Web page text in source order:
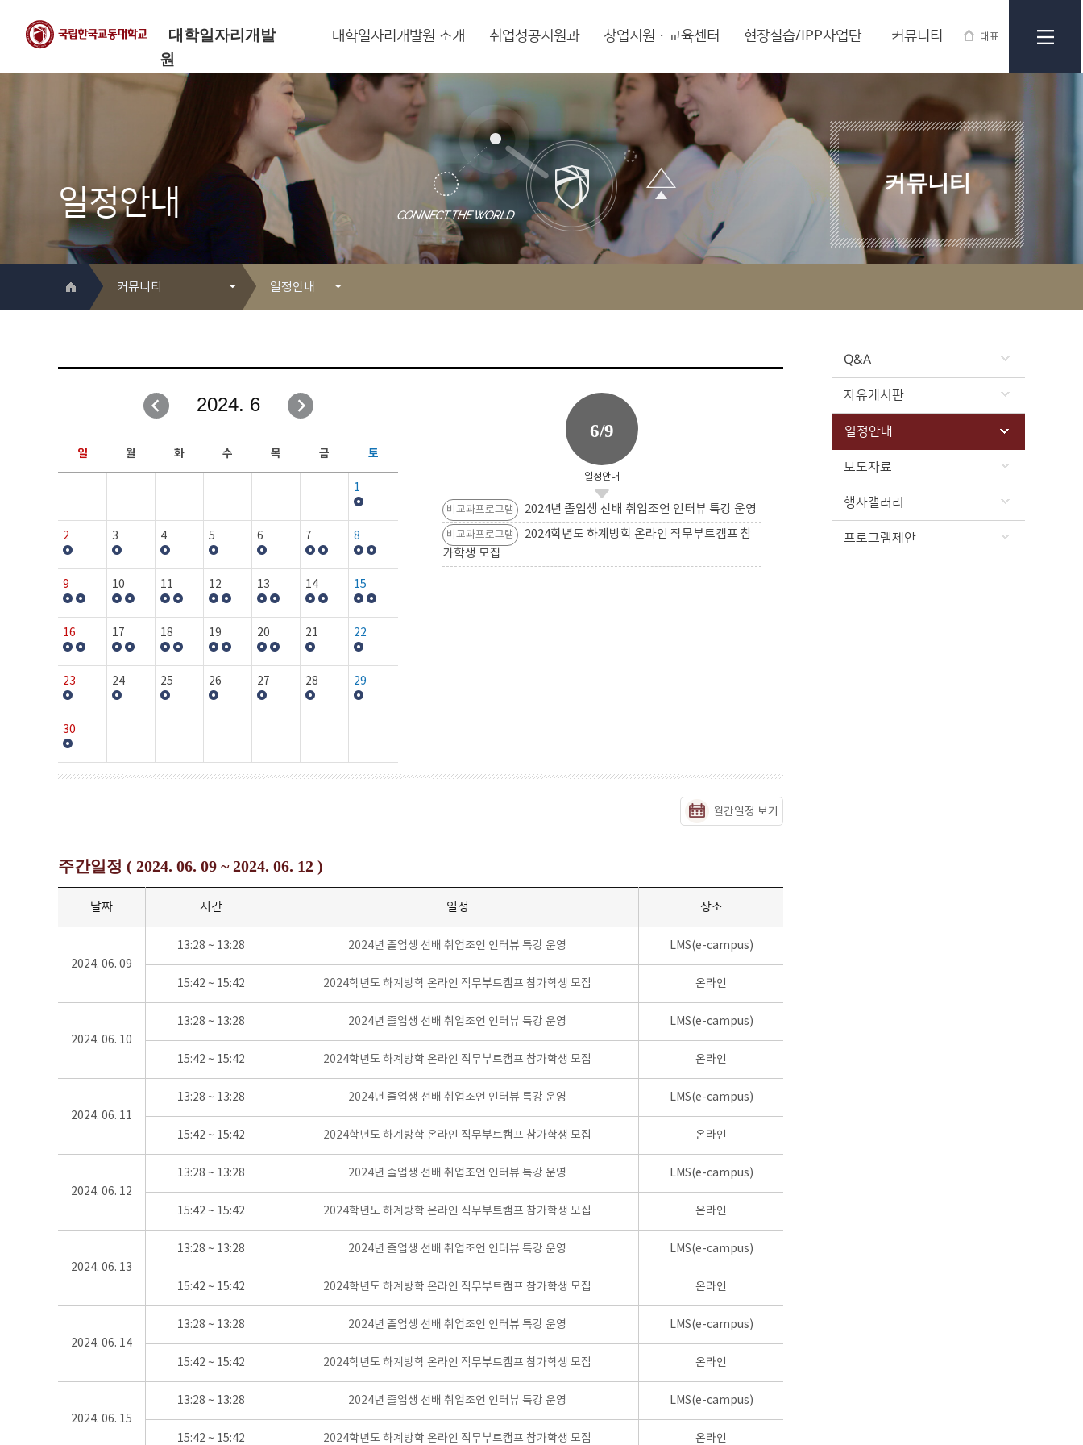
대학일자리개발
원
대표
한국교통대학교
대학일자리개발원
대학일자리개발원 소개 취업성공지원과 창업지원·교육센터 현장실습/IPP사업단 커뮤니티
일정안내
커뮤니티
커뮤니티
취업성공지원과
창업지원·교육센터
현장실습/IPP사업단
커뮤니티
일정안내
자유게시판
일정안내
보도자료
행사갤러리
Q&A
자유게시판
일정안내
보도자료
행사갤러리
프로그램제안
2024. 6
일 월 화 수 목 금 토
1
2 3 4 5 6 7 8
9 10 11 12 13 14 15
16 17 18 19 20 21 22
23 24 25 26 27 28 29
30
6/9
일정안내
비교과프로그램 2024년 졸업생 선배 취업조언 인터뷰 특강 운영
비교과프로그램
2024학년도 하계방학 온라인 직무부트캠프 참
가학생 모집
월간일정 보기
주간일정 ( 2024. 06. 09 ~ 2024. 06. 12 )
날짜 시간 일정 장소
2024. 06. 09
13:28 ~ 13:28 2024년 졸업생 선배 취업조언 인터뷰 특강 운영 LMS(e-campus)
15:42 ~ 15:42 2024학년도 하계방학 온라인 직무부트캠프 참가학생 모집 온라인
2024. 06. 10
13:28 ~ 13:28 2024년 졸업생 선배 취업조언 인터뷰 특강 운영 LMS(e-campus)
15:42 ~ 15:42 2024학년도 하계방학 온라인 직무부트캠프 참가학생 모집 온라인
2024. 06. 11
13:28 ~ 13:28 2024년 졸업생 선배 취업조언 인터뷰 특강 운영 LMS(e-campus)
15:42 ~ 15:42 2024학년도 하계방학 온라인 직무부트캠프 참가학생 모집 온라인
2024. 06. 12
13:28 ~ 13:28 2024년 졸업생 선배 취업조언 인터뷰 특강 운영 LMS(e-campus)
15:42 ~ 15:42 2024학년도 하계방학 온라인 직무부트캠프 참가학생 모집 온라인
2024. 06. 13
13:28 ~ 13:28 2024년 졸업생 선배 취업조언 인터뷰 특강 운영 LMS(e-campus)
15:42 ~ 15:42 2024학년도 하계방학 온라인 직무부트캠프 참가학생 모집 온라인
2024. 06. 14
13:28 ~ 13:28 2024년 졸업생 선배 취업조언 인터뷰 특강 운영 LMS(e-campus)
15:42 ~ 15:42 2024학년도 하계방학 온라인 직무부트캠프 참가학생 모집 온라인
2024. 06. 15
13:28 ~ 13:28 2024년 졸업생 선배 취업조언 인터뷰 특강 운영 LMS(e-campus)
15:42 ~ 15:42 2024학년도 하계방학 온라인 직무부트캠프 참가학생 모집 온라인